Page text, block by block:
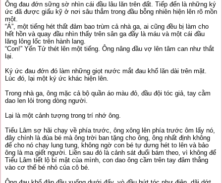
Ông đau đớn sững sờ nhìn cái đầu lâu lăn trên đất. Tiếp đến là những ký
ức đã được giấu kỹ ở nơi sâu thẳm trong đầu bỗng nhiên hiện lên rõ mồn
một.
“Á”, một tiếng hét thất đảm bao trùm cả nhà ga, ai cũng đều bị làm cho
hết hồn và quay đầu nhìn thấy trên sân ga đầy là máu và một cái đầu
lăng lông lốc trên hành lang.
“Con!” Yến Tử thét lên một tiếng. Ông nâng đầu vợ lên tâm can như thắt
lại.
Ký ức đau đớn đó làm những giọt nước mắt đau khổ lăn dài trên mặt.
Lúc đó, lại một ký ức khác hiện lên.
Trong nhà ga, ông mặc cả bộ quần áo màu đỏ, đầu đội tóc giả, tay cằm
dao len lỏi trong dòng người.
Lại là một cảnh tượng trong trí nhớ ông.
Tiểu Lâm sợ hãi chạy về phía trước, ông xông lên phía trước ôm lấy nó,
đây chính là đúa bé mà ông trời ban tặng cho ông, ông nhất định không
để cho nó chạy lung tung, không ngờ con bé tự dưng hét to lên và bảo
ông là ma giết người. Liền sau đó là cảnh sát đuổi bám theo, vì không để
Tiểu Lâm tiết lộ bí mật của mình, con dao ông cầm trên tay đâm thẳng
vào cơ thể bé nhỏ của cô bé.